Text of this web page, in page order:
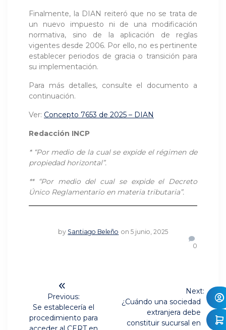
Finalmente, la DIAN reiteró que no se trata de
un nuevo impuesto ni de una modificación
normativa, sino de la aplicación de reglas
vigentes desde 2006. Por ello, no es pertinente
establecer periodos de gracia o transición para
su implementación.
Para más detalles, consulte el documento a
continuación.
Ver: Concepto 7653 de 2025 – DIAN
Redacción INCP
*“Por medio de la cual se expide el régimen de
propiedad horizontal”.
**“Por medio del cual se expide el Decreto
Único Reglamentario en materia tributaria”.
by Santiago Beleño on 5 junio, 2025
0
Navegación
entradas
Previous:
Previous
post:
Se establecería el
procedimiento para
Next:
Next
¿Cuándo una sociedad
extranjera debe
constituir sucursal en